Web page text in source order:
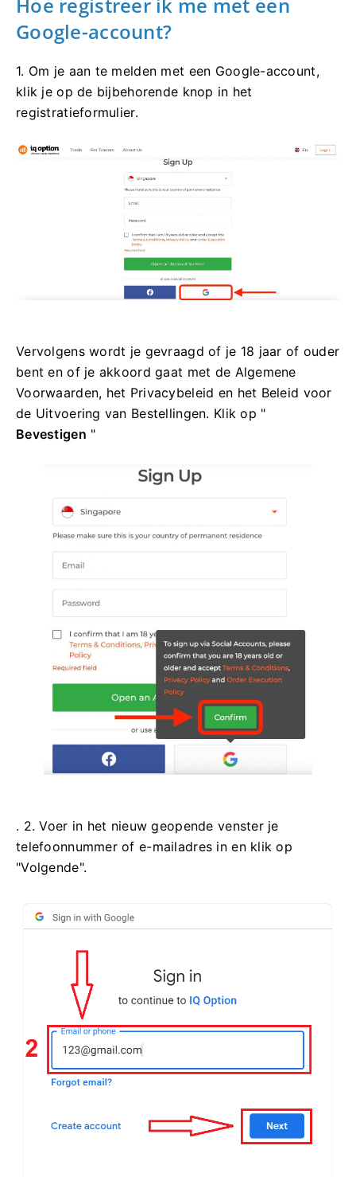
Google-account?
1. Om je aan te melden met een Google-account,
klik je op de bijbehorende knop in het
registratieformulier.
Vervolgens wordt je gevraagd of je 18 jaar of ouder
bent en of je akkoord gaat met de Algemene
Voorwaarden, het Privacybeleid en het Beleid voor
de Uitvoering van Bestellingen. Klik op "
Bevestigen "
. 2. Voer in het nieuw geopende venster je
telefoonnummer of e-mailadres in en klik op
"Volgende".